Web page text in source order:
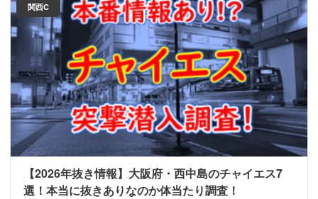
関西C
【2026年抜き情報】大阪府・西中島のチャイエス7
選！本当に抜きありなのか体当たり調査！